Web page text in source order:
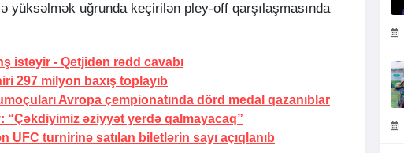
yüksəlmək uğrunda keçirilən pley-off qarşılaşmasında
istəyir - Qetjidən rədd cavabı
297 milyon baxış toplayıb
Avropa çempionatında dörd medal qazanıblar
“Çəkdiyimiz əziyyət yerdə qalmayacaq”
UFC turnirinə satılan biletlərin sayı açıqlanıb